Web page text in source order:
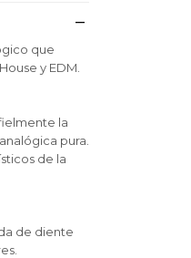
que
y EDM.
la
pura.
de la
de diente